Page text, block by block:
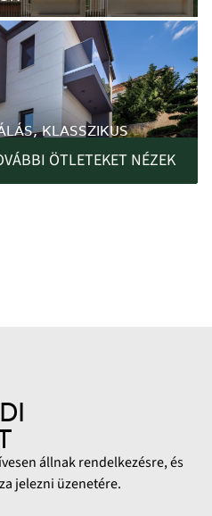
KLASSZIKUS
ÖTLETEKET NÉZEK
állnak rendelkezésre, és
jelezni üzenetére.